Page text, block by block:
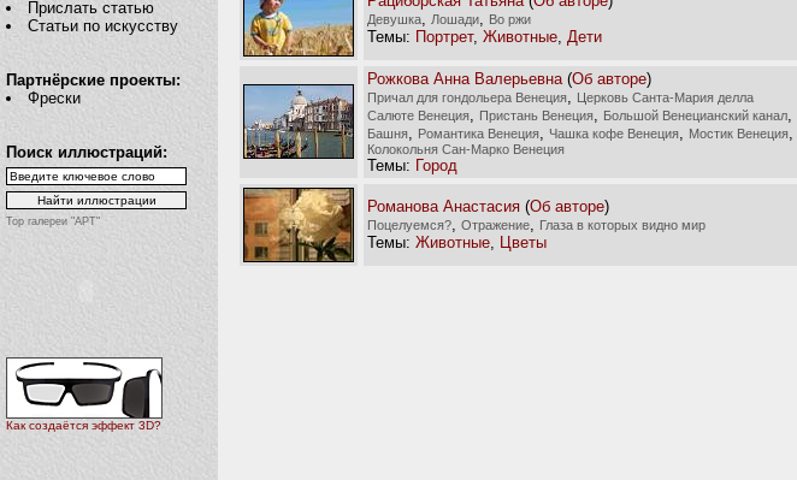
Прислать статью
Статьи по искусству
Партнёрские проекты:
Фрески
Поиск иллюстраций:
Top галереи "АРТ"
Как создаётся эффект 3D?
Девушка Лошади Во ржи
Темы: Портрет, Животные Дети
Рожкова Анна Валерьевна (Об авторе)
Причал для гондольера Венеция
Церковь Санта-Мария делла
Салюте Венеция
Пристань Венеция Большой Венецианский канал
Башня Романтика Венеция Чашка кофе Венеция Мостик Венеция
Колокольня Сан-Марко Венеция
Темы: Город
Романова Анастасия (Об авторе)
Поцелуемся? Отражение Глаза в которых видно мир
Темы: Животные Цветы